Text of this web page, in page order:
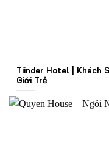
Tiinder Hotel | Khách
Giới Trẻ